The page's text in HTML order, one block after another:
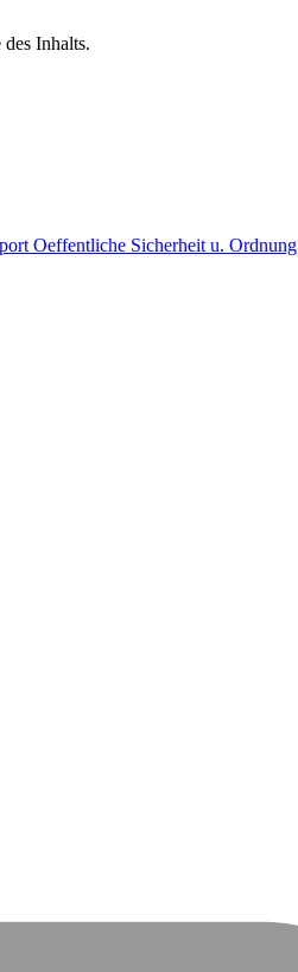
Inhalts.
Oeffentliche Sicherheit u. Ordnung